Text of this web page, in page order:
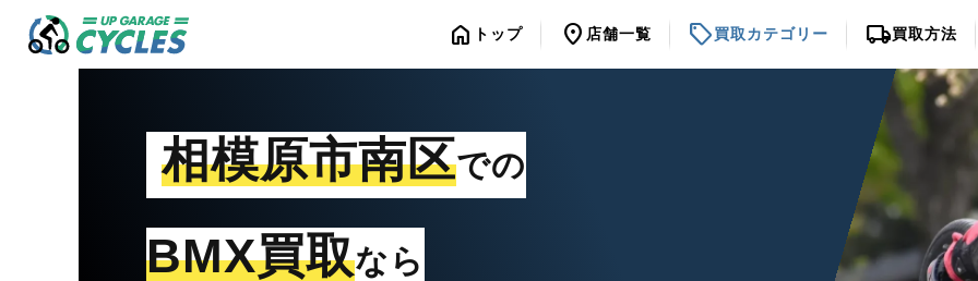
home トップ location_on 店舗一覧 sell買取カテゴリー local_shipping買取方法
相模原市南区での
BMX買取なら